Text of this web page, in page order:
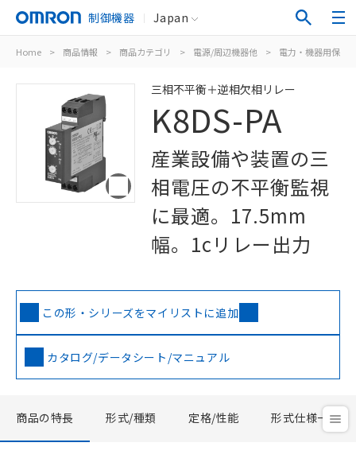
制御機器 Japan
Home > 商品情報 > 商品カテゴリ > 電源/周辺機器他 > 電力・機器用保護
三相不平衡＋逆相欠相リレー
K8DS-PA
産業設備や装置の三
相電圧の不平衡監視
に最適。17.5mm
幅。1cリレー出力
この形・シリーズをマイリストに追加
カタログ/データシート/マニュアル
商品の特長 形式/種類 定格/性能 形式仕様一覧